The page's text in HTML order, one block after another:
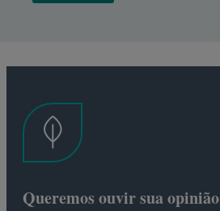
Queremos ouvir sua opinião